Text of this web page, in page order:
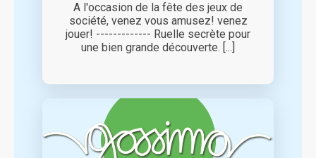
A l'occasion de la fête des jeux de
société, venez vous amusez! venez
jouer! ------------- Ruelle secrète pour
une bien grande découverte. [...]